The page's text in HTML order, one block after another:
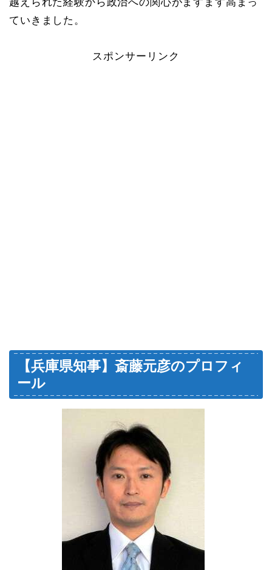
越えられた経験から政治への関心がますます高まっ
て いきました。
スポンサーリンク
【兵庫県知事】斎藤元彦のプロフィ
ール